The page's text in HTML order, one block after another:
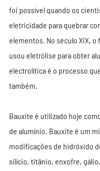
foi possível quando os
eletricidade para quebrar
elementos. No século XIX,
usou eletrólise para obter
electrolítica é o processo
também.
Bauxite é utilizado hoje
de alumínio. Bauxite é um
modificações de hidróxido
silício, titânio, enxofre,